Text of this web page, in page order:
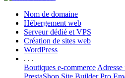
Nom de domaine
Hébergement web
Serveur dédié et VPS
Création de sites web
WordPress
. . .
Boutiques e-commerce